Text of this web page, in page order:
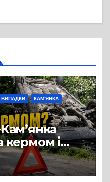
ВИПАДКИ КАМ'ЯНКА
кермом і